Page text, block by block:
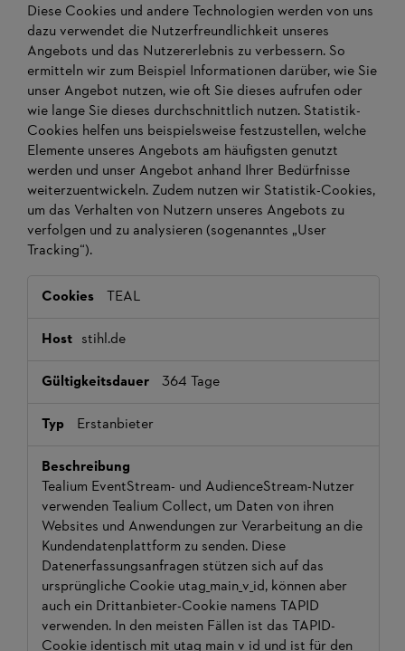
Diese Cookies und andere Technologien werden von uns
dazu verwendet die Nutzerfreundlichkeit unseres
Angebots und das Nutzererlebnis zu verbessern. So
ermitteln wir zum Beispiel Informationen darüber, wie Sie
unser Angebot nutzen, wie oft Sie dieses aufrufen oder
wie lange Sie dieses durchschnittlich nutzen. Statistik-
Cookies helfen uns beispielsweise festzustellen, welche
Elemente unseres Angebots am häufigsten genutzt
werden und unser Angebot anhand Ihrer Bedürfnisse
weiterzuentwickeln. Zudem nutzen wir Statistik-Cookies,
um das Verhalten von Nutzern unseres Angebots zu
verfolgen und zu analysieren (sogenanntes „User
Tracking“).
Statistik
TEAL
stihl.de
364 Tage
Erstanbieter
Tealium EventStream- und AudienceStream-Nutzer
verwenden Tealium Collect, um Daten von ihren
Websites und Anwendungen zur Verarbeitung an die
Kundendatenplattform zu senden. Diese
Datenerfassungsanfragen stützen sich auf das
ursprüngliche Cookie utag_main_v_id, können aber
auch ein Drittanbieter-Cookie namens TAPID
verwenden. In den meisten Fällen ist das TAPID-
Cookie identisch mit utag_main_v_id und ist für den